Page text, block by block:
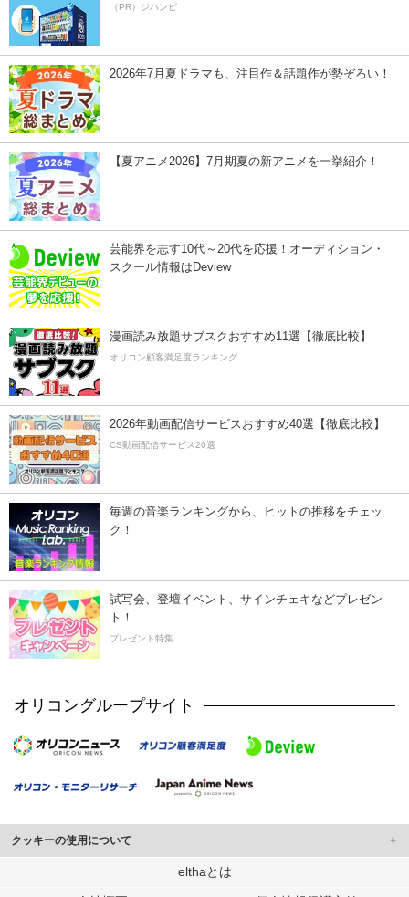
（PR）ジハンピ
2026年7月夏ドラマも、注目作＆話題作が勢ぞろい！
【夏アニメ2026】7月期夏の新アニメを一挙紹介！
芸能界を志す10代～20代を応援！オーディション・
スクール情報はDeview
漫画読み放題サブスクおすすめ11選【徹底比較】
オリコン顧客満足度ランキング
2026年動画配信サービスおすすめ40選【徹底比較】
CS動画配信サービス20選
毎週の音楽ランキングから、ヒットの推移をチェッ
ク！
試写会、登壇イベント、サインチェキなどプレゼン
ト！
プレゼント特集
オリコングループサイト
クッキーの使用について
このサイトでは Cookie を使用して、ユーザーに合わせたコンテンツや広告の
elthaとは